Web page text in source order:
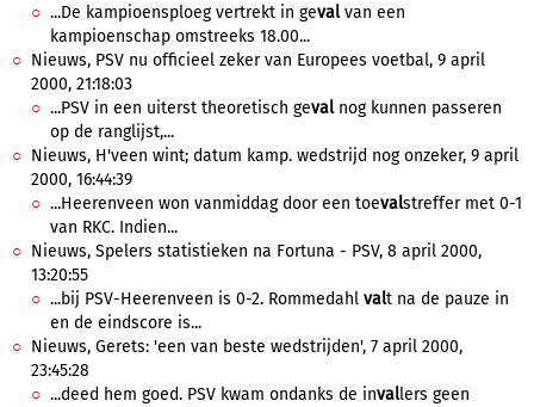
...De kampioensploeg vertrekt in gevalvan een
kampioenschap omstreeks 18.00...
Nieuws, PSV nu officieel zeker van Europees voetbal, 9 april
2000, 21:18:03
...PSV in een uiterst theoretisch gevalnog kunnen passeren
op de ranglijst,...
Nieuws, H'veen wint; datum kamp. wedstrijd nog onzeker, 9 april
2000, 16:44:39
...Heerenveen won vanmiddag door een toevalstreffer met 0-1
van RKC. Indien...
Nieuws, Spelers statistieken na Fortuna - PSV, 8 april 2000,
13:20:55
...bij PSV-Heerenveen is 0-2. Rommedahl valt na de pauze in
en de eindscore is...
Nieuws, Gerets: 'een van beste wedstrijden', 7 april 2000,
23:45:28
...deed hem goed. PSV kwam ondanks de invallers geen